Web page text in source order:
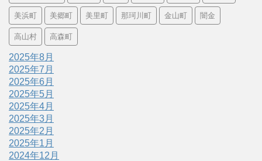
美浜町 美郷町 美里町 那珂川町 金山町 闇金
高山村 高森町
2025年8月
2025年7月
2025年6月
2025年5月
2025年4月
2025年3月
2025年2月
2025年1月
2024年12月